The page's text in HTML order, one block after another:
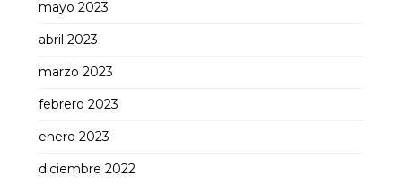
mayo 2023
abril 2023
marzo 2023
febrero 2023
enero 2023
diciembre 2022